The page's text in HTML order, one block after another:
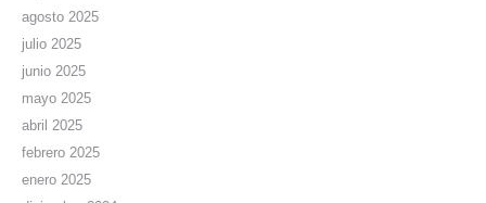
agosto 2025
julio 2025
junio 2025
mayo 2025
abril 2025
febrero 2025
enero 2025